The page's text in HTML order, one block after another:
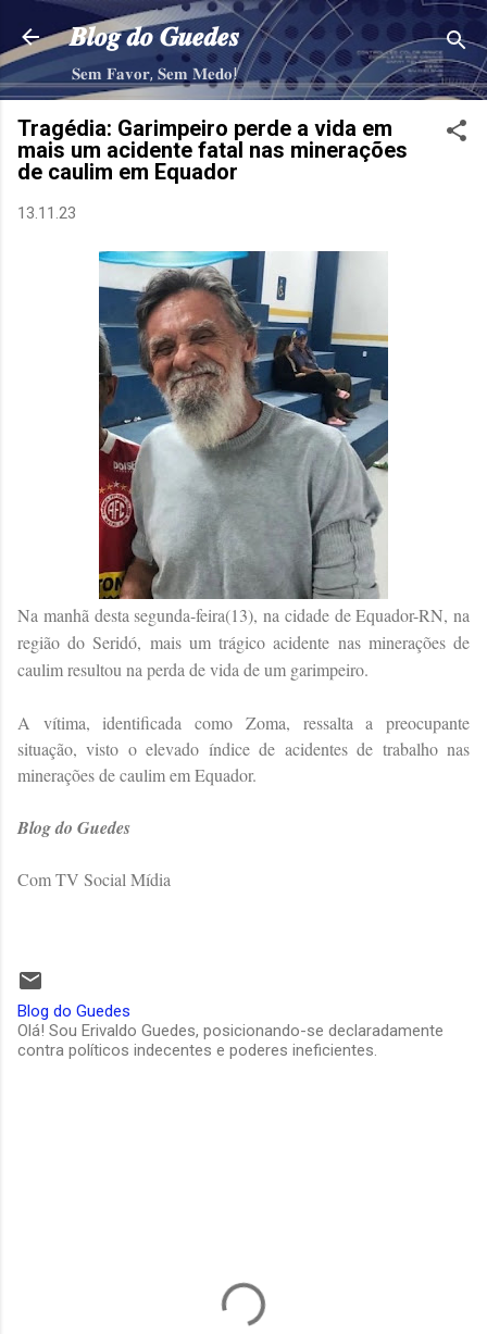
Pular para o conteúdo principal
𝑩𝒍𝒐𝒈 𝒅𝒐 𝑮𝒖𝒆𝒅𝒆𝒔
𝐒𝐞𝐦 𝐅𝐚𝐯𝐨𝐫, 𝐒𝐞𝐦 𝐌𝐞𝐝𝐨!
Tragédia: Garimpeiro perde a vida em
mais um acidente fatal nas minerações
de caulim em Equador
13.11.23
Na manhã desta segunda-feira(13), na cidade de Equador-RN, na
região do Seridó, mais um trágico acidente nas minerações de
caulim resultou na perda de vida de um garimpeiro.
A vítima, identificada como Zoma, ressalta a preocupante
situação, visto o elevado índice de acidentes de trabalho nas
minerações de caulim em Equador.
Blog do Guedes
Com TV Social Mídia
Blog do Guedes
Olá! Sou Erivaldo Guedes, posicionando-se declaradamente
contra políticos indecentes e poderes ineficientes.